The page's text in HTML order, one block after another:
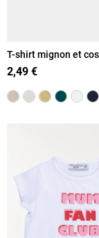
T-shirt mignon et
(3-36M)
2,49 €